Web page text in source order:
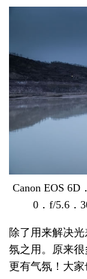
Canon EOS 6D
0．f/5.6．
除了用来解决
氛之用。原来
更有气氛！大家